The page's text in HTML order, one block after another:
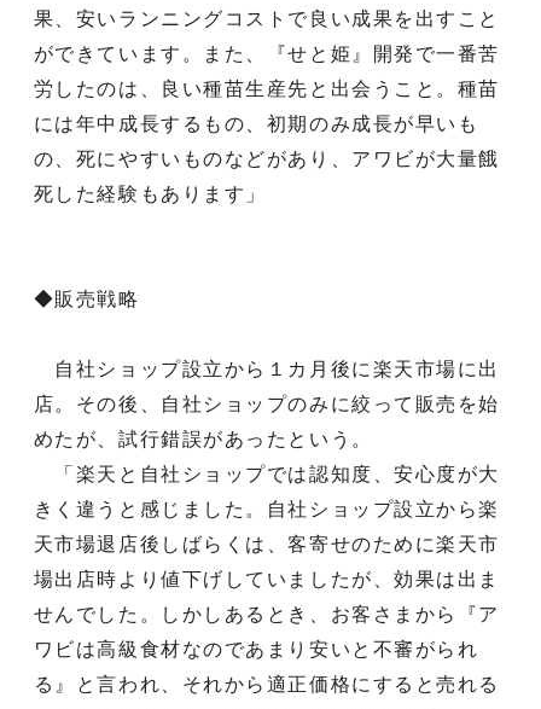
果、安いランニングコストで良い成果を出すこと
ができています。また、『せと姫』開発で一番苦
労したのは、良い種苗生産先と出会うこと。種苗
には年中成長するもの、初期のみ成長が早いも
の、死にやすいものなどがあり、アワビが大量餓
死した経験もあります」
◆販売戦略
自社ショップ設立から１カ月後に楽天市場に出
店。その後、自社ショップのみに絞って販売を始
めたが、試行錯誤があったという。
「楽天と自社ショップでは認知度、安心度が大
きく違うと感じました。自社ショップ設立から楽
天市場退店後しばらくは、客寄せのために楽天市
場出店時より値下げしていましたが、効果は出ま
せんでした。しかしあるとき、お客さまから『ア
ワビは高級食材なのであまり安いと不審がられ
る』と言われ、それから適正価格にすると売れる